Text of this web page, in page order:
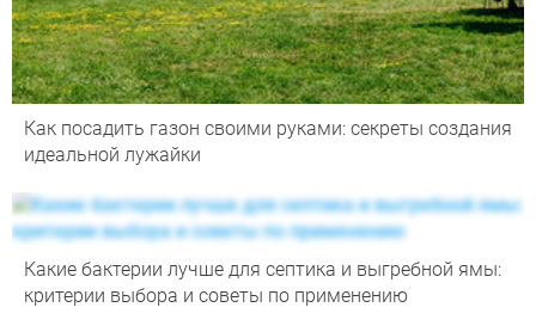
Как посадить газон своими руками: секреты создания
идеальной лужайки
Какие бактерии лучше для септика и выгребной ямы:
критерии выбора и советы по применению